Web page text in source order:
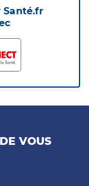
Santé.fr
VOUS